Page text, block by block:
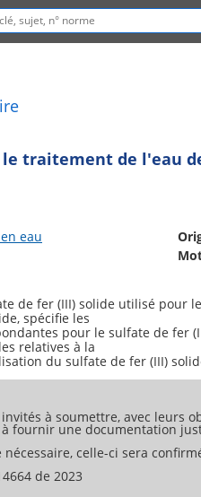
traitement de l'eau
eau
de fer (III) solide utilisé pour
spécifie les
pour le sulfate de
relatives à la
à soumettre, avec leurs
fournir une documentation
celle-ci sera
de 2023